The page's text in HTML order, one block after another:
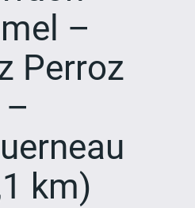
–
Perroz
–
km)